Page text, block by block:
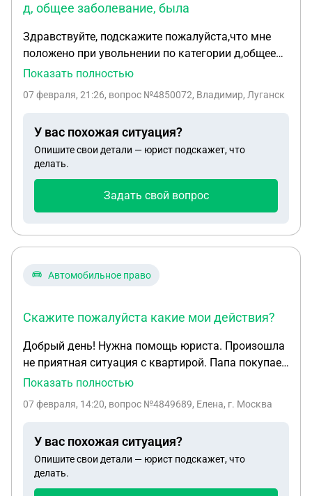
д, общее заболевание, была
Здравствуйте, подскажите пожалуйста,что мне
положено при увольнении по категории д,общее
заболевание,была также военная травма,за неё
том году проплатили два месяца пока догулял
нассчитали половину остальное простили)))я
мобилизованый в Лнр.также не защитали лнр
службу.
Показать полностью
07 февраля, 21:26, вопрос №4850072, Владимир, Луганск
У вас похожая ситуация?
Опишите свои детали — юрист подскажет, что
делать.
Задать свой вопрос
Автомобильное право
Скажите пожалуйста какие мои действия?
Добрый день! Нужна помощь юриста. Произошла
не приятная ситуация с квартирой. Папа покупает
мне квартиру в 2022году, не успев оформить её на
умирать в 50 лет) Я иду к нотариусу подавать на
1/2 доля в квартире. В нашу семью залезла "моя
сестра" как она представилась ,она была первой
его дочерью, о которой я узнала только от
Показать полностью
07 февраля, 14:20, вопрос №4849689, Елена, г. Москва
У вас похожая ситуация?
Опишите свои детали — юрист подскажет, что
делать.